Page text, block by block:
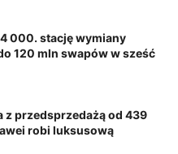
000. stację wymiany
120 mln swapów w sześć
z przedsprzedażą od 439
robi luksusową